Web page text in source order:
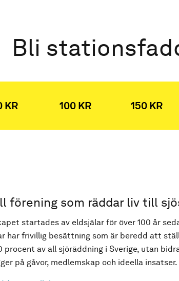
Bli
KR 100 KR 150 KR
förening som räddar liv till
startades av eldsjälar för över 100 år
har frivillig besättning som är beredd att
procent av all sjöräddning i Sverige, utan
på gåvor, medlemskap och ideella insatser.